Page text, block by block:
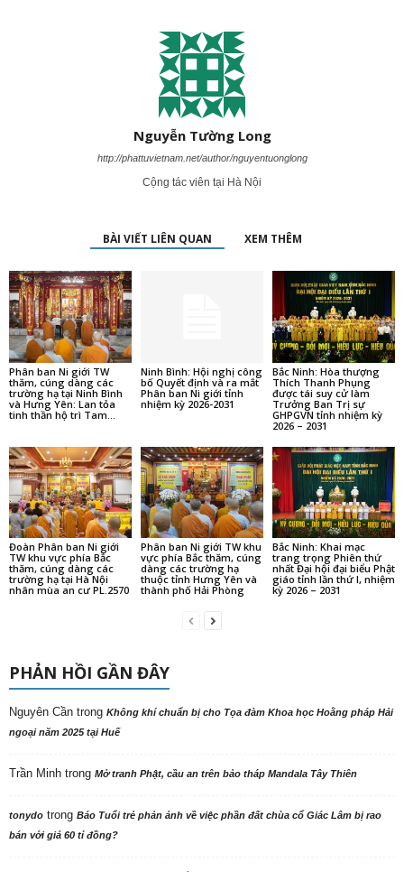
Nguyễn Tường Long
http://phattuvietnam.net/author/nguyentuonglong
Cộng tác viên tại Hà Nội
BÀI VIẾT LIÊN QUAN XEM THÊM
Phân ban Ni giới TW
thăm, cúng dàng các
trường hạ tại Ninh Bình
và Hưng Yên: Lan tỏa
tinh thần hộ trì Tam...
Ninh Bình: Hội nghị công
bố Quyết định và ra mắt
Phân ban Ni giới tỉnh
nhiệm kỳ 2026-2031
Bắc Ninh: Hòa thượng
Thích Thanh Phụng
được tái suy cử làm
Trưởng Ban Trị sự
GHPGVN tỉnh nhiệm kỳ
2026 – 2031
Đoàn Phân ban Ni giới
TW khu vực phía Bắc
thăm, cúng dàng các
trường hạ tại Hà Nội
nhân mùa an cư PL.2570
Phân ban Ni giới TW khu
vực phía Bắc thăm, cúng
dàng các trường hạ
thuộc tỉnh Hưng Yên và
thành phố Hải Phòng
Bắc Ninh: Khai mạc
trang trọng Phiên thứ
nhất Đại hội đại biểu Phật
giáo tỉnh lần thứ I, nhiệm
kỳ 2026 – 2031
PHẢN HỒI GẦN ĐÂY
Nguyên Cần trong Không khí chuẩn bị cho Tọa đàm Khoa học Hoằng pháp Hải
ngoại năm 2025 tại Huế
Trần Minh trong Mở tranh Phật, cầu an trên bảo tháp Mandala Tây Thiên
tonydo trong Báo Tuổi trẻ phản ảnh về việc phần đất chùa cổ Giác Lâm bị rao
bán với giá 60 tỉ đồng?